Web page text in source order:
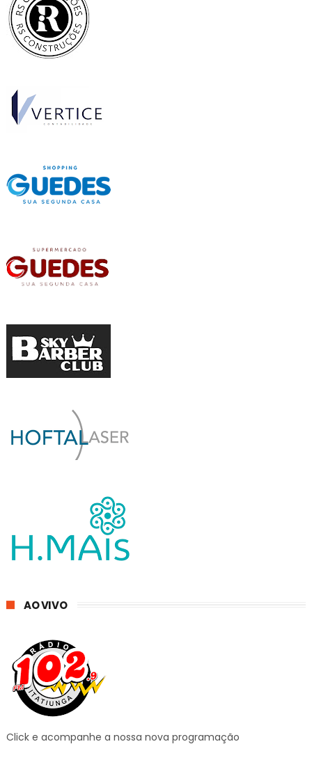
AO VIVO
Click e acompanhe a nossa nova programação